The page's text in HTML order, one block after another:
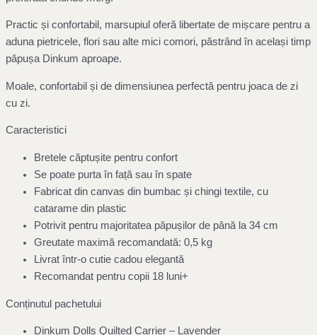
Practic și confortabil, marsupiul oferă libertate de mișcare pentru a
aduna pietricele, flori sau alte mici comori, păstrând în același timp
păpușa Dinkum aproape.
Moale, confortabil și de dimensiunea perfectă pentru joaca de zi
cu zi.
Caracteristici
Bretele căptușite pentru confort
Se poate purta în față sau în spate
Fabricat din canvas din bumbac și chingi textile, cu
catarame din plastic
Potrivit pentru majoritatea păpușilor de până la 34 cm
Greutate maximă recomandată: 0,5 kg
Livrat într-o cutie cadou elegantă
Recomandat pentru copii 18 luni+
Conținutul pachetului
Dinkum Dolls Quilted Carrier – Lavender